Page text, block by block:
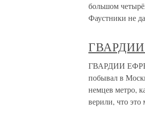
большом
Фаустники не
ГВАРДИИ
побывал в
немцев метро,
верили, что это